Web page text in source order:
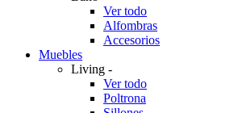
Ver todo
Alfombras
Accesorios
Muebles
Living -
Ver todo
Poltrona